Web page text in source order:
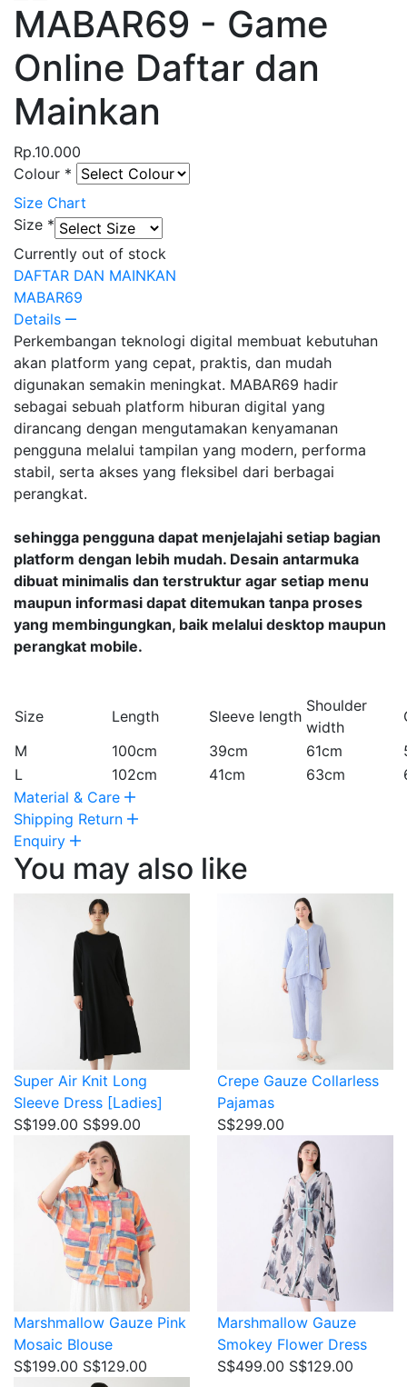
MABAR69 - Game
Online Daftar dan
Mainkan
Rp.10.000
Colour *
Size Chart
Size *
Currently out of stock
DAFTAR DAN MAINKAN
MABAR69
Details
Perkembangan teknologi digital membuat kebutuhan
akan platform yang cepat, praktis, dan mudah
digunakan semakin meningkat. MABAR69 hadir
sebagai sebuah platform hiburan digital yang
dirancang dengan mengutamakan kenyamanan
pengguna melalui tampilan yang modern, performa
stabil, serta akses yang fleksibel dari berbagai
perangkat.
sehingga pengguna dapat menjelajahi setiap bagian
platform dengan lebih mudah. Desain antarmuka
dibuat minimalis dan terstruktur agar setiap menu
maupun informasi dapat ditemukan tanpa proses
yang membingungkan, baik melalui desktop maupun
perangkat mobile.
Size Length Sleeve length
Shoulder
width
M
100cm 39cm 61cm
L
102cm 41cm 63cm
Material & Care
Shipping Return
Enquiry
You may also like
Super Air Knit Long
Sleeve Dress [Ladies]
S$199.00 S$99.00
Crepe Gauze Collarless
Pajamas
S$299.00
Marshmallow Gauze Pink
Mosaic Blouse
S$199.00 S$129.00
Marshmallow Gauze
Smokey Flower Dress
S$499.00 S$129.00